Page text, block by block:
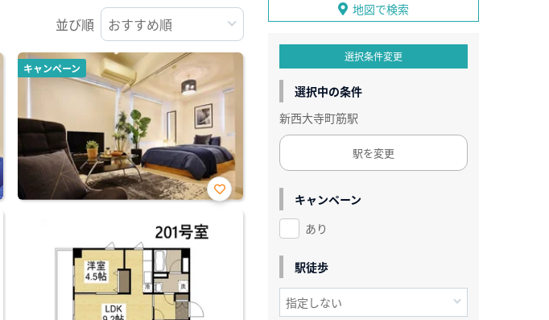
並び順
キャンペーン
お気
り登
録
地図で検索
選択条件変更
選択中の条件
新西大寺町筋駅
駅を変更
キャンペーン
あり
駅徒歩